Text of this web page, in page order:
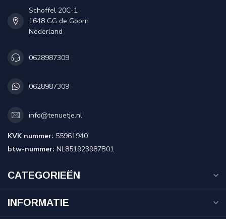
Schoffel 20C-1
1648 GG de Goorn
Nederland
0628987309
0628987309
info@tenuetje.nl
KVK nummer: 55961940
btw-nummer: NL851923987B01
CATEGORIEËN
INFORMATIE